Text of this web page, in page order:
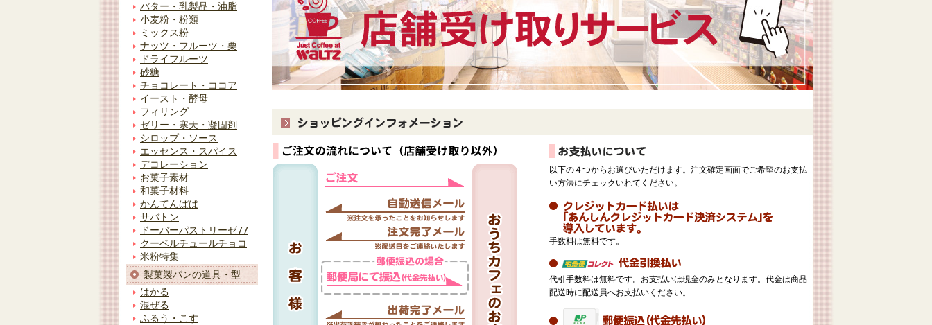
バター・乳製品・油脂
小麦粉・粉類
ミックス粉
ナッツ・フルーツ・栗
ドライフルーツ
砂糖
チョコレート・ココア
イースト・酵母
フィリング
ゼリー・寒天・凝固剤
シロップ・ソース
エッセンス・スパイス
デコレーション
お菓子素材
和菓子材料
かんてんぱぱ
サバトン
ドーバーパストリーゼ77
クーベルチュールチョコ
米粉特集
製菓製パンの道具・型
はかる
混ぜる
ふるう・こす
以下の４つからお選びいただけます。注文確定画面でご希望のお支払
い方法にチェックいれてください。
手数料は無料です。
代引手数料は無料です。お支払いは現金のみとなります。代金は商品
配送時に配送員へお支払いください。